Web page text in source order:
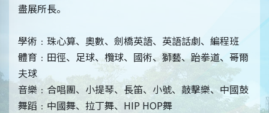
盡展所長。
學術﹕珠心算、奧數、劍橋英語、英語話劇、編程班
體育﹕田徑、足球、欖球、國術、獅藝、跆拳道、哥爾
夫球
音樂﹕合唱團、小提琴、長笛、小號、敲擊樂、中國鼓
舞蹈﹕中國舞、拉丁舞、HIP HOP舞